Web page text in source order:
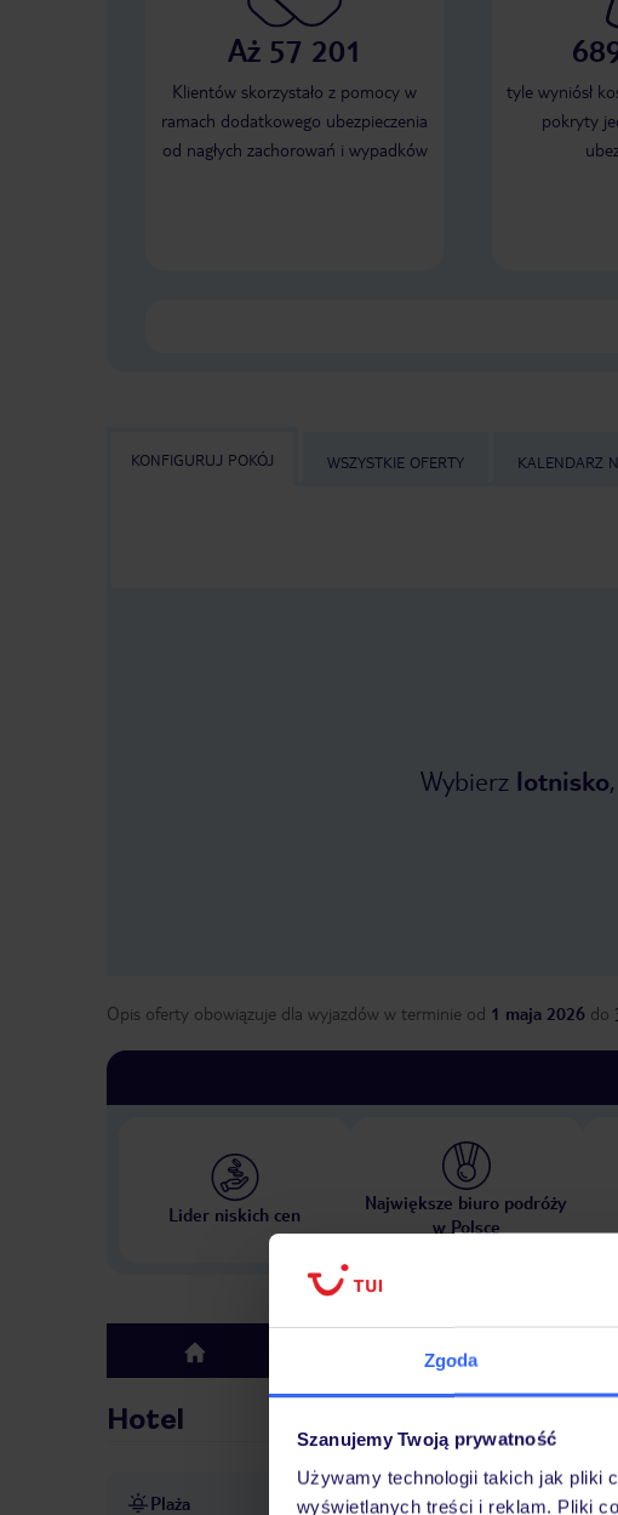
Zgoda
Szanujemy Twoją prywatność
Używamy technologii takich jak pliki
wyświetlanych treści i reklam. Pliki
Aż 57 201
Klientów skorzystało z pomocy w
ramach dodatkowego ubezpieczenia
od nagłych zachorowań i wypadków
tyle wyniósł
pokryty
KONFIGURUJ POKÓJ WSZYSTKIE OFERTY KALENDARZ
Wybierz lotnisko,
Opis oferty obowiązuje dla wyjazdów w terminie od 1 maja 2026 do
Lider niskich cen
Największe biuro podróży
w Polsce
top
Hotel
Plaża ok. 400 m od plaży Playa Los